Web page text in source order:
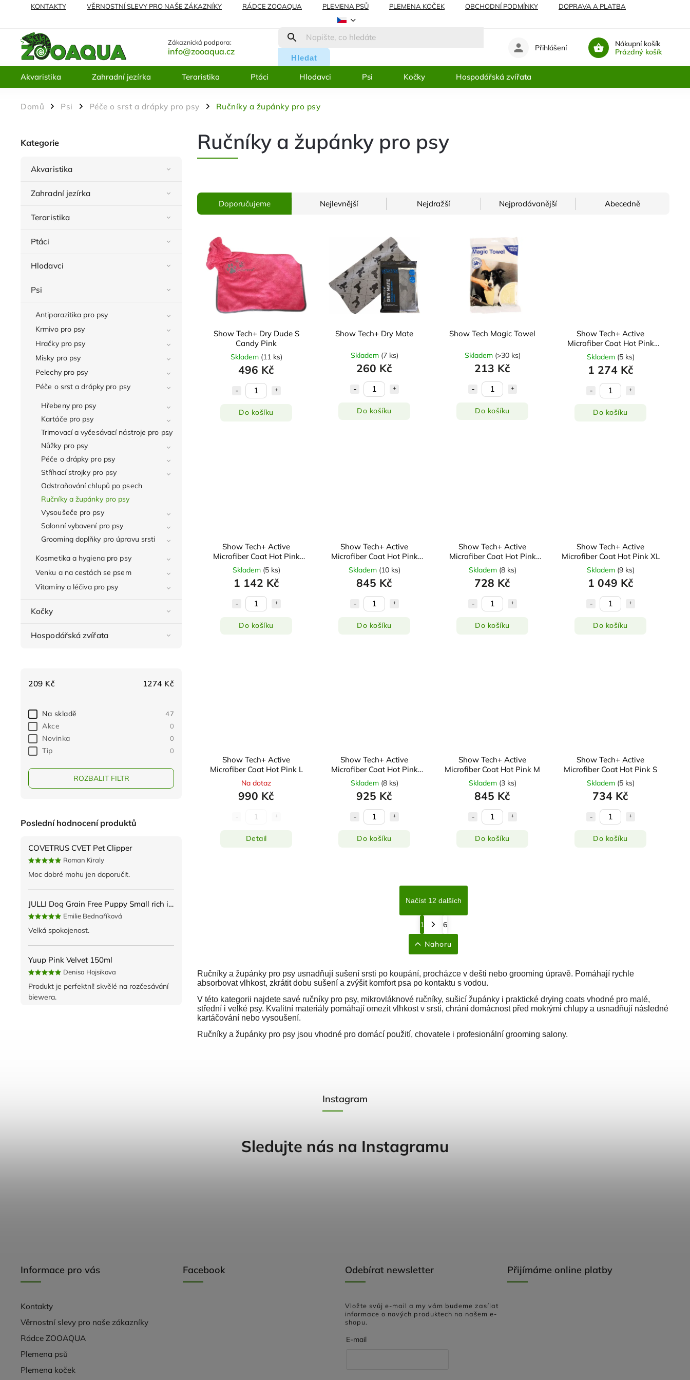
KONTAKTY VĚRNOSTNÍ SLEVY PRO NAŠE ZÁKAZNÍKY RÁDCE ZOOAQUA PLEMENA PSŮ PLEMENA KOČEK OBCHODNÍ PODMÍNKY
DOPRAVA A PLATBA
Zákaznická podpora:
info@zooaqua.cz
Hledat
Nákupní košík
Prázdný košík
Přihlášení
Akvaristika Zahradní jezírka Teraristika Ptáci Hlodavci Psi Kočky Hospodářská zvířata
Domů / Psi / Péče o srst a drápky pro psy / Ručníky a župánky pro psy
Kategorie
Akvaristika
Zahradní jezírka
Teraristika
Ptáci
Hlodavci
Psi
Antiparazitika pro psy
Krmivo pro psy
Hračky pro psy
Misky pro psy
Pelechy pro psy
Péče o srst a drápky pro psy
Hřebeny pro psy
Kartáče pro psy
Trimovací a vyčesávací nástroje pro psy
Nůžky pro psy
Péče o drápky pro psy
Stříhací strojky pro psy
Odstraňování chlupů po psech
Ručníky a župánky pro psy
Vysoušeče pro psy
Salonní vybavení pro psy
Grooming doplňky pro úpravu srsti
Kosmetika a hygiena pro psy
Venku a na cestách se psem
Vitamíny a léčiva pro psy
Kočky
Hospodářská zvířata
209 Kč 1274 Kč
Na skladě 47
Akce 0
Novinka 0
Tip 0
ROZBALIT FILTR
Poslední hodnocení produktů
COVETRUS CVET Pet Clipper
Roman Kiraly
Moc dobré mohu jen doporučit.
JULLI Dog Grain Free Puppy Small rich in fresh Turkey & Potato 2kg
Emilie Bednaříková
Velká spokojenost.
Yuup Pink Velvet 150ml
Denisa Hojsikova
Produkt je perfektní! skvělé na rozčesávání
biewera.
Ručníky a župánky pro psy
Doporučujeme Nejlevnější Nejdražší Nejprodávanější Abecedně
Show Tech+ Dry Dude S
Candy Pink
Skladem (11 ks)
496 Kč
Do košíku
Show Tech+ Dry Mate
Skladem (7 ks)
260 Kč
Do košíku
Show Tech Magic Towel
Skladem (>30 ks)
213 Kč
Do košíku
Show Tech+ Active
Microfiber Coat Hot Pink
XXXL
Skladem (5 ks)
1 274 Kč
Do košíku
Show Tech+ Active
Microfiber Coat Hot Pink
XXL
Skladem (5 ks)
1 142 Kč
Do košíku
Show Tech+ Active
Microfiber Coat Hot Pink
Dachshund
Skladem (10 ks)
845 Kč
Do košíku
Show Tech+ Active
Microfiber Coat Hot Pink
Mini Dachshund
Skladem (8 ks)
728 Kč
Do košíku
Show Tech+ Active
Microfiber Coat Hot Pink XL
Skladem (9 ks)
1 049 Kč
Do košíku
Show Tech+ Active
Microfiber Coat Hot Pink L
Na dotaz
990 Kč
Detail
Show Tech+ Active
Microfiber Coat Hot Pink
Intermediate
Skladem (8 ks)
925 Kč
Do košíku
Show Tech+ Active
Microfiber Coat Hot Pink M
Skladem (3 ks)
845 Kč
Do košíku
Show Tech+ Active
Microfiber Coat Hot Pink S
Skladem (5 ks)
734 Kč
Do košíku
Načíst 12 dalších
1 6
Nahoru
Ručníky a župánky pro psy usnadňují sušení srsti po koupání, procházce v dešti nebo grooming úpravě. Pomáhají rychle
absorbovat vlhkost, zkrátit dobu sušení a zvýšit komfort psa po kontaktu s vodou.
V této kategorii najdete savé ručníky pro psy, mikrovláknové ručníky, sušicí župánky i praktické drying coats vhodné pro malé,
střední i velké psy. Kvalitní materiály pomáhají omezit vlhkost v srsti, chrání domácnost před mokrými chlupy a usnadňují následné
kartáčování nebo vysoušení.
Ručníky a župánky pro psy jsou vhodné pro domácí použití, chovatele i profesionální grooming salony.
Informace pro vás
Kontakty
Věrnostní slevy pro naše zákazníky
Rádce ZOOAQUA
Plemena psů
Plemena koček
Facebook Odebírat newsletter
Vložte svůj e-mail a my vám budeme zasílat
informace o nových produktech na našem e-
shopu.
E-mail
Přijímáme online platby
Instagram
Sledujte nás na Instagramu